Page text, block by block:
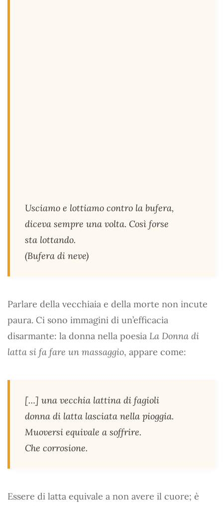
Usciamo e lottiamo contro la bufera,
diceva sempre una volta. Così forse
sta lottando.
(Bufera di neve)
Parlare della vecchiaia e della morte non incute
paura. Ci sono immagini di un’efficacia
disarmante: la donna nella poesia La Donna di
latta si fa fare un massaggio, appare come:
[…] una vecchia lattina di fagioli
donna di latta lasciata nella pioggia.
Muoversi equivale a soffrire.
Che corrosione.
Essere di latta equivale a non avere il cuore; è